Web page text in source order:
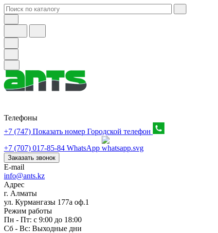
Телефоны
+7 (747) Показать номер Городской телефон
+7 (707) 017-85-84 WhatsApp
Заказать звонок
E-mail
info@ants.kz
Адрес
г. Алматы
ул. Курмангазы 177а оф.1
Режим работы
Пн - Пт: с 9:00 до 18:00
Сб - Вс: Выходные дни